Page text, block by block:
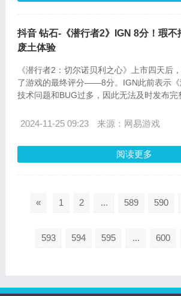
抖音 钻石-《潜行者2》IGN 8分！瑕不
废土体验
《潜行者2：切尔诺贝利之心》上市四天后
了游戏的最终评分——8分。IGN此前表示《
技术问题和BUG过多，因此无法及时发布完
2024-11-25 09:23 来源：网易游戏
阅读更多
« 1 2 ... 589 590
593 594 595 ... 600